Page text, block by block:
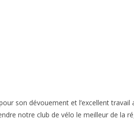
son dévouement et l’excellent
notre club de vélo le meilleur de